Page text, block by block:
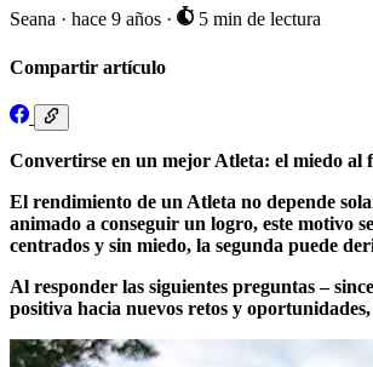
Seana · hace 9 años · 5 min de lectura
Compartir artículo
Convertirse en un mejor Atleta: el miedo al
El rendimiento de un Atleta no depende
animado a conseguir un logro, este motivo
centrados y sin miedo, la segunda puede
Al responder las siguientes preguntas –
positiva hacia nuevos retos y